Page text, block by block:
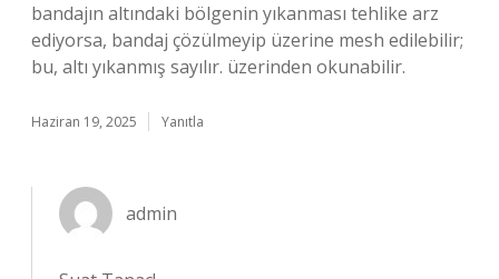
bandajın altındaki bölgenin yıkanması tehlike arz
ediyorsa, bandaj çözülmeyip üzerine mesh edilebilir;
bu, altı yıkanmış sayılır. üzerinden okunabilir.
Haziran 19, 2025 Yanıtla
admin